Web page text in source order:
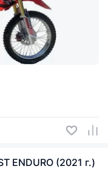
ENDURO (2021 г.)